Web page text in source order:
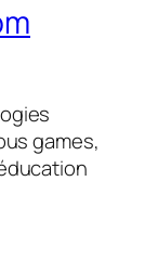
games,